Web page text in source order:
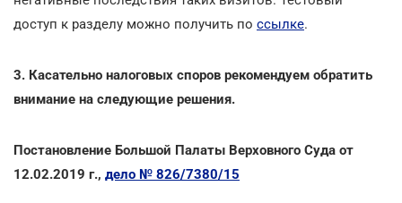
доступ к разделу можно получить по ссылке.
3. Касательно налоговых споров рекомендуем обратить
внимание на следующие решения.
Постановление Большой Палаты Верховного Суда от
12.02.2019 г., дело № 826/7380/15